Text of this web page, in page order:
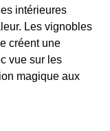
intérieures
Les vignobles
créent une
vue sur les
magique aux